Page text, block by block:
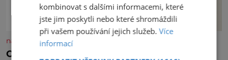
nasehvezdy.cz
Osamělá herečka Syslová všechno vzdala?
kombinovat s dalšími informacemi, které
jste jim poskytli nebo které shromáždili
při vašem používání jejich služeb.Více
informací